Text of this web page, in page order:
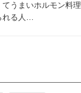
てうまいホルモン料理
れる人…